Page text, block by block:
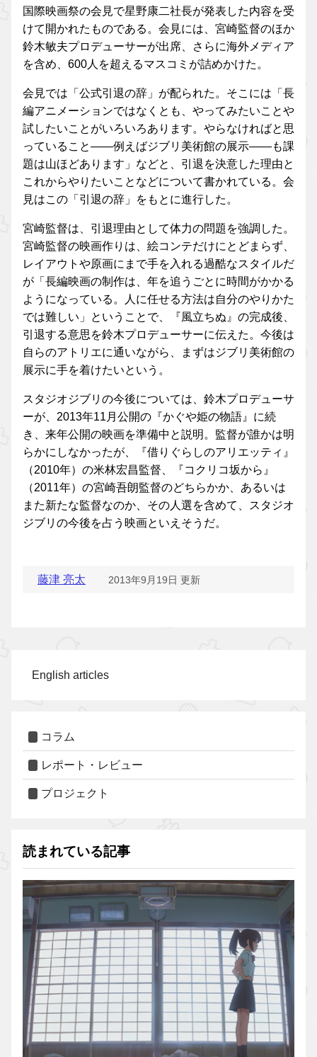
国際映画祭の会見で星野康二社長が発表した内容を受
けて開かれたものである。会見には、宮崎監督のほか
鈴木敏夫プロデューサーが出席、さらに海外メディア
を含め、600人を超えるマスコミが詰めかけた。
会見では「公式引退の辞」が配られた。そこには「長
編アニメーションではなくとも、やってみたいことや
試したいことがいろいろあります。やらなければと思
っていること――例えばジブリ美術館の展示――も課
題は山ほどあります」などと、引退を決意した理由と
これからやりたいことなどについて書かれている。会
見はこの「引退の辞」をもとに進行した。
宮崎監督は、引退理由として体力の問題を強調した。
宮崎監督の映画作りは、絵コンテだけにとどまらず、
レイアウトや原画にまで手を入れる過酷なスタイルだ
が「長編映画の制作は、年を追うごとに時間がかかる
ようになっている。人に任せる方法は自分のやりかた
では難しい」ということで、『風立ちぬ』の完成後、
引退する意思を鈴木プロデューサーに伝えた。今後は
自らのアトリエに通いながら、まずはジブリ美術館の
展示に手を着けたいという。
スタジオジブリの今後については、鈴木プロデューサ
ーが、2013年11月公開の『かぐや姫の物語』に続
き、来年公開の映画を準備中と説明。監督が誰かは明
らかにしなかったが、『借りぐらしのアリエッティ』
（2010年）の米林宏昌監督、『コクリコ坂から』
（2011年）の宮崎吾朗監督のどちらかか、あるいは
また新たな監督なのか、その人選を含めて、スタジオ
ジブリの今後を占う映画といえそうだ。
藤津 亮太 2013年9月19日 更新
English articles
コラム
レポート・レビュー
プロジェクト
読まれている記事